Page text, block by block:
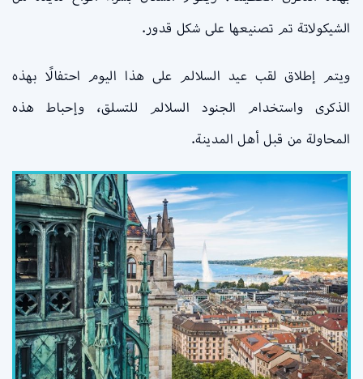
الشيكولاتة تم تصنيعها على شكل قدور.
ويتم إطلاق لقب عيد السلالم على هذا اليوم احتفالًا بهذه
الذكرى واستخدام الجنود السلالم للتسلق، وإحباط هذه
المحاولة من قبل أهل المدينة.